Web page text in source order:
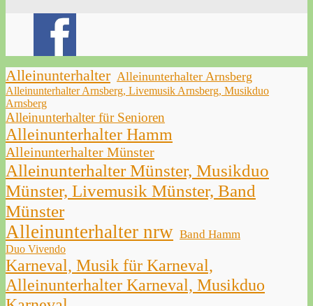
Alleinunterhalter Alleinunterhalter Arnsberg
Alleinunterhalter Arnsberg, Livemusik Arnsberg, Musikduo
Arnsberg
Alleinunterhalter für Senioren
Alleinunterhalter Hamm
Alleinunterhalter Münster
Alleinunterhalter Münster, Musikduo
Münster, Livemusik Münster, Band
Münster
Alleinunterhalter nrw Band Hamm
Duo Vivendo
Karneval, Musik für Karneval,
Alleinunterhalter Karneval, Musikduo